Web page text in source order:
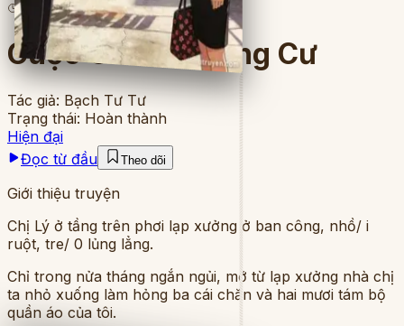
5 lượt đọc· 7chương
Cuộc Chiến Chung Cư
Tác giả: Bạch Tư Tư
Trạng thái: Hoàn thành
Hiện đại
Đọc từ đầu
Theo dõi
Giới thiệu truyện
Chị Lý ở tầng trên phơi lạp xưởng ở ban công, nhồ/ i
ruột, tre/ 0 lủng lẳng.
Chỉ trong nửa tháng ngắn ngủi, mỡ từ lạp xưởng nhà chị
ta nhỏ xuống làm hỏng ba cái chăn và hai mươi tám bộ
quần áo của tôi.